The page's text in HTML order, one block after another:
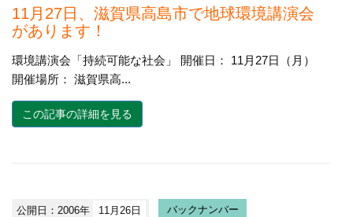
11月27日、滋賀県高島市で地球環境講演会
があります！
環境講演会「持続可能な社会」 開催日： 11月27日（月）
開催場所： 滋賀県高...
この記事の詳細を見る
公開日：2006年 11月26日 バックナンバー